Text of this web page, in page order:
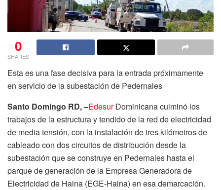
0
SHARES
Esta es una fase decisiva para la entrada próximamente
en servicio de la subestación de Pedernales
Santo Domingo RD, –EdesurDominicana culminó los
trabajos de la estructura y tendido de la red de electricidad
de media tensión, con la instalación de tres kilómetros de
cableado con dos circuitos de distribución desde la
subestación que se construye en Pedernales hasta el
parque de generación de la Empresa Generadora de
Electricidad de Haina (EGE-Haina) en esa demarcación.